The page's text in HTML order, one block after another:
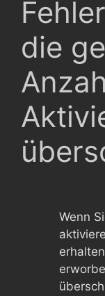
die
Wenn